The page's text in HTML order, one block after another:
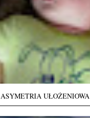
ASYMETRIA UŁOŻENIOWA